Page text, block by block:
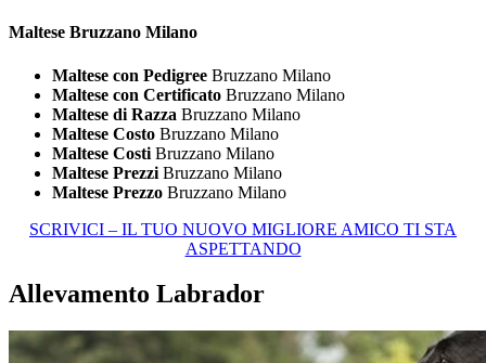
Maltese Bruzzano Milano
Maltese con Pedigree Bruzzano Milano
Maltese con Certificato Bruzzano Milano
Maltese di Razza Bruzzano Milano
Maltese Costo Bruzzano Milano
Maltese Costi Bruzzano Milano
Maltese Prezzi Bruzzano Milano
Maltese Prezzo Bruzzano Milano
SCRIVICI – IL TUO NUOVO MIGLIORE AMICO TI STA
ASPETTANDO
Allevamento Labrador